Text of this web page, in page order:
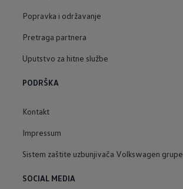
Popravka i održavanje
Pretraga partnera
Uputstvo za hitne službe
PODRŠKA
Kontakt
Impressum
Sistem zaštite uzbunjivača Volkswagen grupe
SOCIAL MEDIA